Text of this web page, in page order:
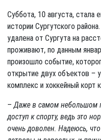
Суббота, 10 августа, стала
истории Сургутского
удалена от Сургута на
проживают, по данным
произошло событие,
открытие двух объектов –
комплекс и хоккейный корт
– Даже в самом небольшом
доступ к спорту, ведь это
очень доволен. Надеюсь,